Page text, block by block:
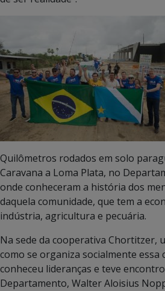
Quilômetros rodados em solo
Caravana a Loma Plata, no
onde conheceram a história dos
daquela comunidade, que tem a
indústria, agricultura e pecuária.
Na sede da cooperativa Chortitzer,
como se organiza socialmente essa
conheceu lideranças e teve
Departamento, Walter Aloisius